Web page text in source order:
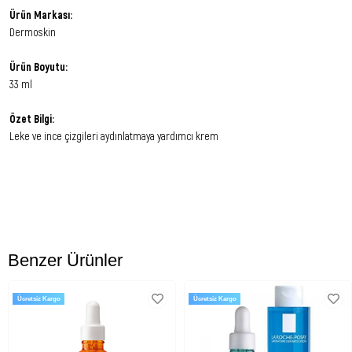
Ürün Markası:
Dermoskin
Ürün Boyutu:
33 ml
Özet Bilgi:
Leke ve ince çizgileri aydınlatmaya yardımcı krem
Tüm cilt tipleri
Cildi temizledikten sonra yeterli miktarda ürünü,yüzünüze eşit bir şekilde veya
Benzer Ürünler
Ücretsiz Kargo Ücretsiz Kargo